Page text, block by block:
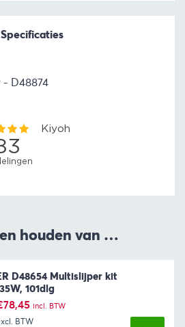
Specificaties
D48874
houden van …
D48654 Multislijper kit
101dlg
prijs
78,45Huidige
prijs
incl. BTW
BTW